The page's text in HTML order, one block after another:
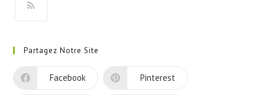
onglet
un
nouvel
Partagez Notre Site
Facebook Pinterest